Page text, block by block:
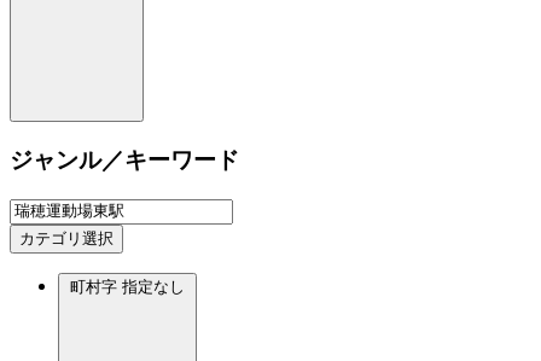
ジャンル／キーワード
カテゴリ選択
町村字 指定なし